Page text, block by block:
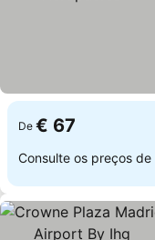
De € 67
Consulte os preços de